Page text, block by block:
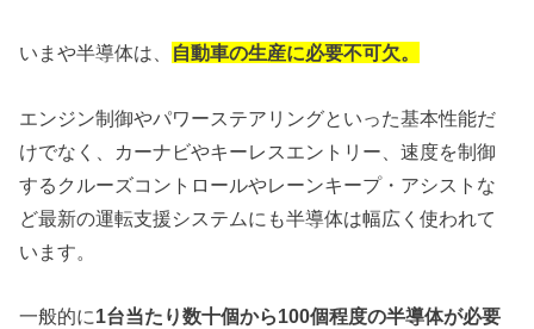
いまや半導体は、 自動車の生産に必要不可欠。
エンジン制御やパワーステアリングといった基本性能だ
けでなく、カーナビやキーレスエントリー、速度を制御
するクルーズコントロールやレーンキープ・アシストな
ど最新の運転支援システムにも半導体は幅広く使われて
います。
一般的に1台当たり数十個から100個程度の半導体が必要